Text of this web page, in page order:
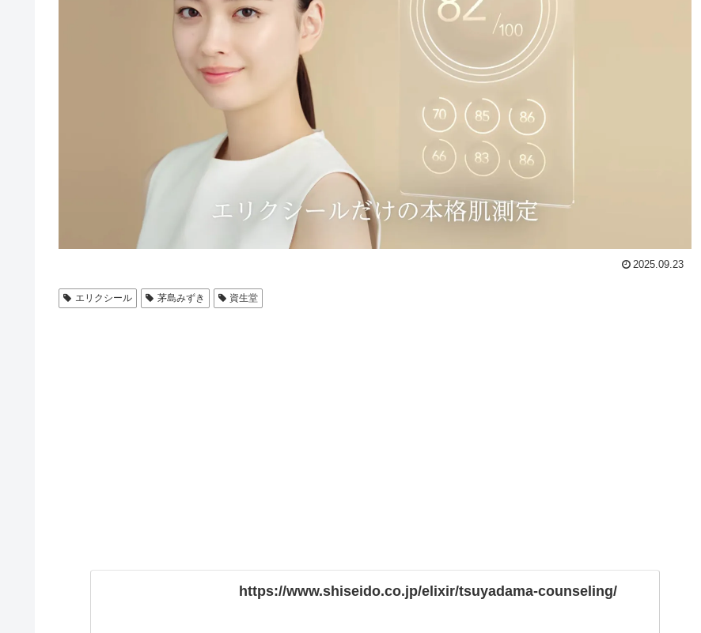
2025.09.23
エリクシール 茅島みずき 資生堂
https://www.shiseido.co.jp/elixir/tsuyadama-counseling/